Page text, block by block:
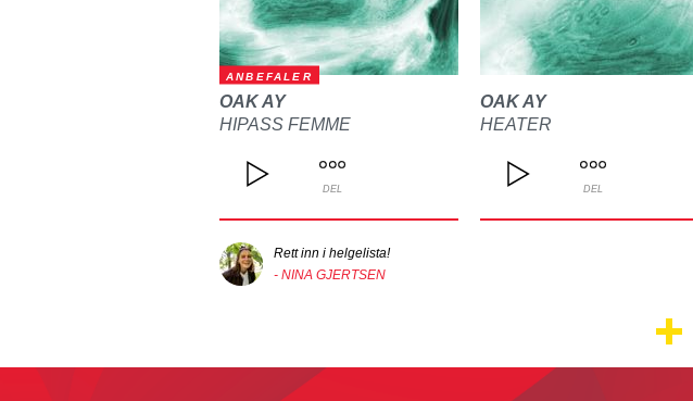
ANBEFALER
OAK AY
HIPASS FEMME
DEL
Rett inn i helgelista!
- NINA GJERTSEN
OAK AY
HEATER
DEL